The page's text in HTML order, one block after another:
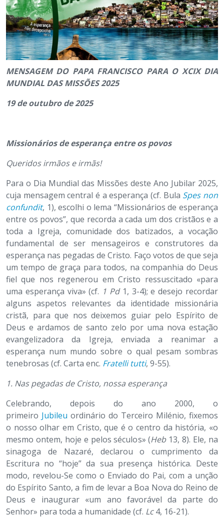
MENSAGEM DO PAPA FRANCISCO PARA O XCIX DIA
MUNDIAL DAS MISSÕES 2025
19 de outubro de 2025
Missionários de esperança entre os povos
Queridos irmãos e irmãs!
Para o Dia Mundial das Missões deste Ano Jubilar 2025,
cuja mensagem central é a esperança (cf. Bula Spes non
confundit, 1), escolhi o lema “Missionários de esperança
entre os povos”, que recorda a cada um dos cristãos e a
toda a Igreja, comunidade dos batizados, a vocação
fundamental de ser mensageiros e construtores da
esperança nas pegadas de Cristo. Faço votos de que seja
um tempo de graça para todos, na companhia do Deus
fiel que nos regenerou em Cristo ressuscitado «para
uma esperança viva» (cf. 1 Pd1, 3-4); e desejo recordar
alguns aspetos relevantes da identidade missionária
cristã, para que nos deixemos guiar pelo Espírito de
Deus e ardamos de santo zelo por uma nova estação
evangelizadora da Igreja, enviada a reanimar a
esperança num mundo sobre o qual pesam sombras
tenebrosas (cf. Carta enc. Fratelli tutti, 9-55).
1. Nas pegadas de Cristo, nossa esperança
Celebrando, depois do ano 2000, o
primeiro Jubileu ordinário do Terceiro Milénio, fixemos
o nosso olhar em Cristo, que é o centro da história, «o
mesmo ontem, hoje e pelos séculos» (Heb13, 8). Ele, na
sinagoga de Nazaré, declarou o cumprimento da
Escritura no “hoje” da sua presença histórica. Deste
modo, revelou-Se como o Enviado do Pai, com a unção
do Espírito Santo, a fim de levar a Boa Nova do Reino de
Deus e inaugurar «um ano favorável da parte do
Senhor» para toda a humanidade (cf. Lc4, 16-21).